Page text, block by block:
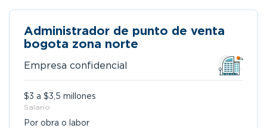
Administrador de punto de venta
bogota zona norte
Empresa confidencial
$3 a $3,5 millones
Salario
Por obra o labor